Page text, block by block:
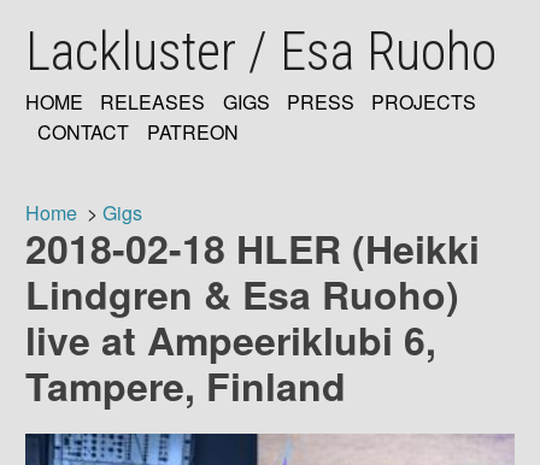
mainLackluster / Esa Ruoho
MAIN
HOME RELEASES GIGS PRESS
PROJECTS
CONTACT
PATREON
Breadcrumb
Home Gigs
2018-02-18 HLER (Heikki
Lindgren & Esa Ruoho)
live at Ampeeriklubi 6,
Tampere, Finland